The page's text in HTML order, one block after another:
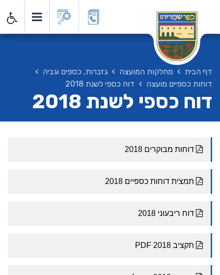
דף הבית מחלקות המועצה
גזברות, כספים וגביה
דוחות כספיים מועצה
דוח כספי לשנת 2018
דוח כספי לשנת 2018